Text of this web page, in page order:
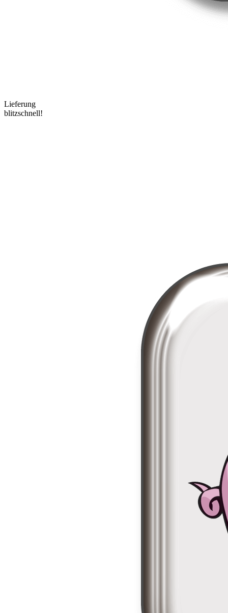
Lieferung
blitzschnell!